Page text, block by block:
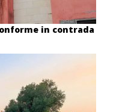
in contrada